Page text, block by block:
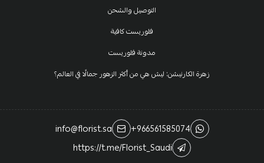
التوصيل والشحن
فلوريست كافية
مدونة فلوريست
زهرة الكارنيشن: ليش هي من أكثر الزهور جمالًا في العالم؟
+966561585074
info@florist.sa
https://t.me/Florist_Saudi